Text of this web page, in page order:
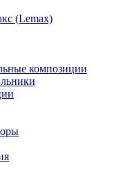
(Lemax)
композиции